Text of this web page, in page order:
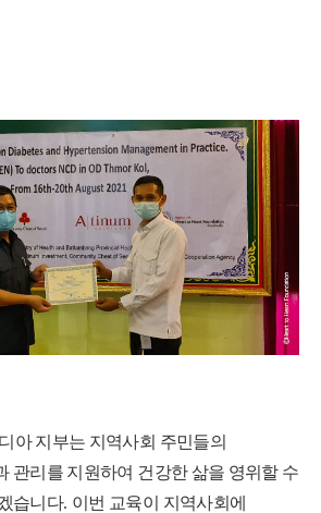
아 지부는 지역사회 주민들의
관리를 지원하여 건강한 삶을 영위할 수
습니다. 이번 교육이 지역사회에